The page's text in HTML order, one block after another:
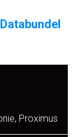
, Proximus